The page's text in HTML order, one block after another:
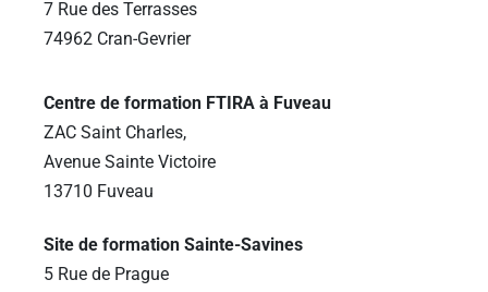
7 Rue des Terrasses
74962 Cran-Gevrier
Centre de formation FTIRA à Fuveau
ZAC Saint Charles,
Avenue Sainte Victoire
13710 Fuveau
Site de formation Sainte-Savines
5 Rue de Prague